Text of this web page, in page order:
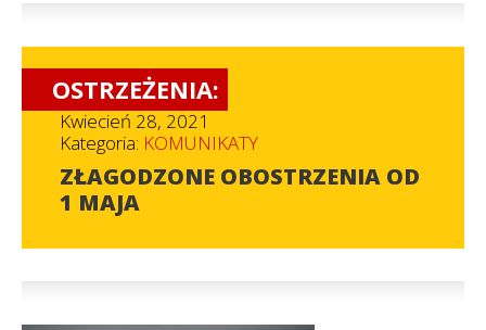
OSTRZEŻENIA:
Kwiecień 28, 2021
Kategoria: KOMUNIKATY
ZŁAGODZONE OBOSTRZENIA OD
1 MAJA